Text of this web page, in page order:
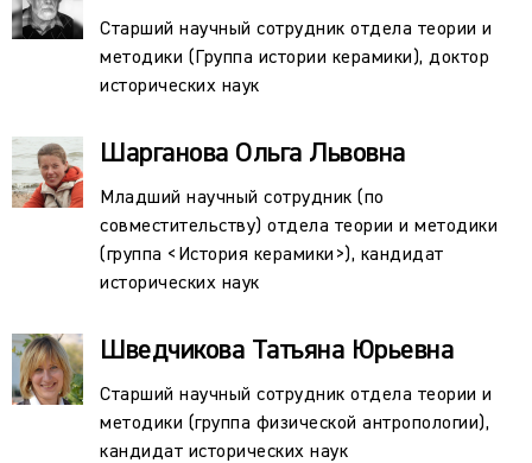
Старший научный сотрудник отдела теории и
методики (Группа истории керамики), доктор
исторических наук
Шарганова Ольга Львовна
Младший научный сотрудник (по
совместительству) отдела теории и методики
(группа <История керамики>), кандидат
исторических наук
Шведчикова Татьяна Юрьевна
Старший научный сотрудник отдела теории и
методики (группа физической антропологии),
кандидат исторических наук